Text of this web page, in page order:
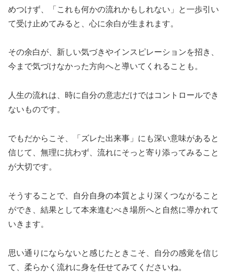
めつけず、「これも何かの流れかもしれない」と一歩引い
て受け止めてみると、心に余白が生まれます。
その余白が、新しい気づきやインスピレーションを招き、
今まで気づけなかった方向へと導いてくれることも。
人生の流れは、時に自分の意志だけではコントロールでき
ないものです。
でもだからこそ、「ズレた出来事」にも深い意味があると
信じて、無理に抗わず、流れにそっと寄り添ってみること
が大切です。
そうすることで、自分自身の本質とより深くつながること
ができ、結果として本来進むべき場所へと自然に導かれて
いきます。
思い通りにならないと感じたときこそ、自分の感覚を信じ
て、柔らかく流れに身を任せてみてくださいね。